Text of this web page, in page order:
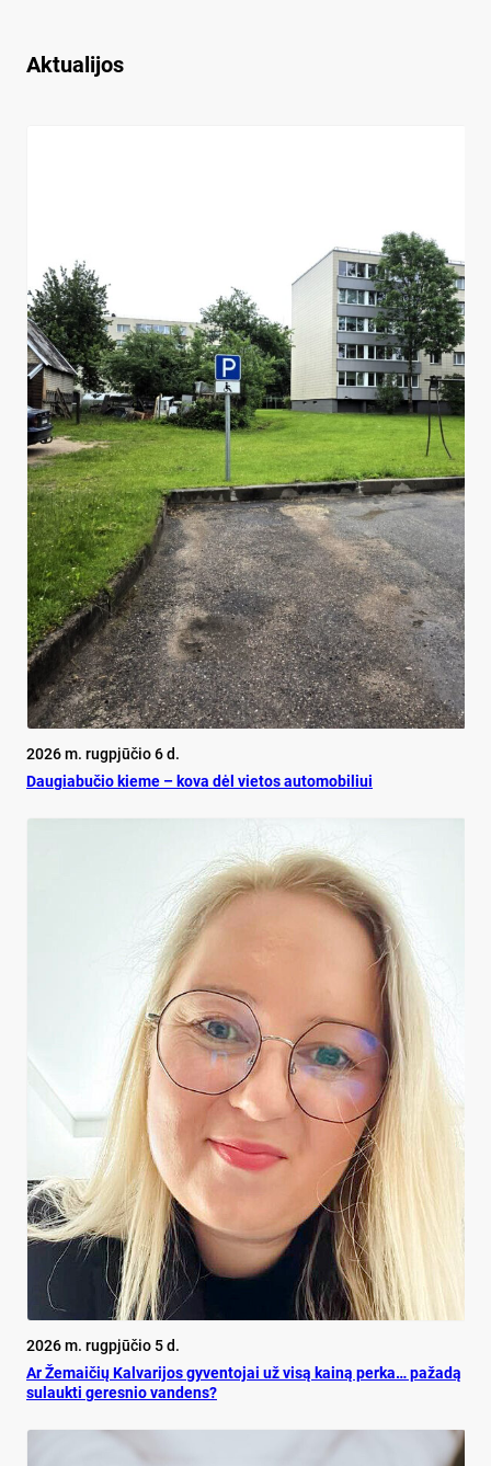
Aktualijos
2026 m. rugpjūčio 6 d.
Dau­gia­bu­čio kie­me – ko­va dėl vie­tos au­to­mo­bi­liui
2026 m. rugpjūčio 5 d.
Ar Že­mai­čių Kal­va­ri­jos gy­ven­to­jai už vi­są kai­ną per­ka… pa­ža­dą
su­lauk­ti ge­res­nio van­dens?